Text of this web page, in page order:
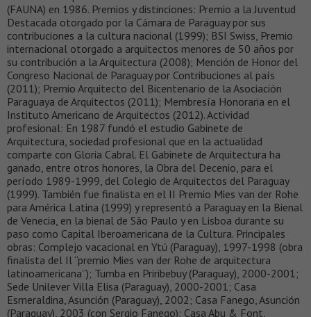
(FAUNA) en 1986. Premios y distinciones: Premio a la Juventud
Destacada otorgado por la Cámara de Paraguay por sus
contribuciones a la cultura nacional (1999); BSI Swiss, Premio
internacional otorgado a arquitectos menores de 50 años por
su contribución a la Arquitectura (2008); Mención de Honor del
Congreso Nacional de Paraguay por Contribuciones al país
(2011); Premio Arquitecto del Bicentenario de la Asociación
Paraguaya de Arquitectos (2011); Membresía Honoraria en el
Instituto Americano de Arquitectos (2012). Actividad
profesional: En 1987 fundó el estudio Gabinete de
Arquitectura, sociedad profesional que en la actualidad
comparte con Gloria Cabral. El Gabinete de Arquitectura ha
ganado, entre otros honores, la Obra del Decenio, para el
período 1989-1999, del Colegio de Arquitectos del Paraguay
(1999). También fue finalista en el II Premio Mies van der Rohe
para América Latina (1999) y representó a Paraguay en la Bienal
de Venecia, en la bienal de São Paulo y en Lisboa durante su
paso como Capital Iberoamericana de la Cultura. Principales
obras: Complejo vacacional en Ytú (Paraguay), 1997-1998 (obra
finalista del Il “premio Mies van der Rohe de arquitectura
latinoamericana”); Tumba en Priribebuy (Paraguay), 2000-2001;
Sede Unilever Villa Elisa (Paraguay), 2000-2001; Casa
Esmeraldina, Asunción (Paraguay), 2002; Casa Fanego, Asunción
(Paraguay), 2003 (con Sergio Fanego); Casa Abu & Font,